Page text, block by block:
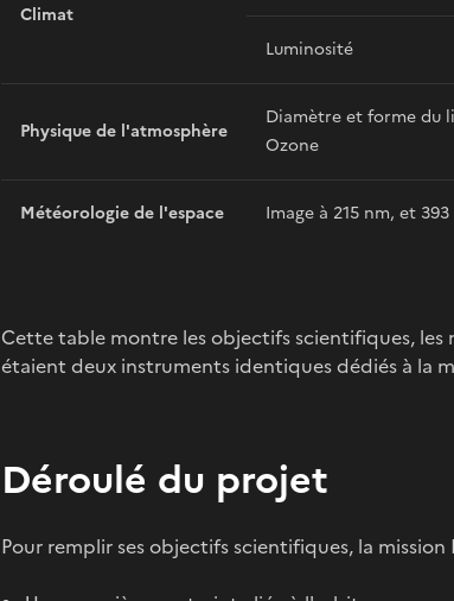
Climat
Luminosité
Physique de l'atmosphère
Diamètre et forme du
Ozone
Météorologie de l'espace Image à 215 nm, et
Cette table montre les objectifs scientifiques, les
étaient deux instruments identiques dédiés à la
Déroulé du projet
Pour remplir ses objectifs scientifiques, la